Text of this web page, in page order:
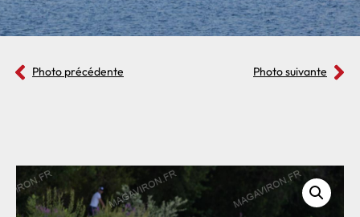
Photo précédente Photo suivante